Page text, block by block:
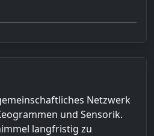
Netzwerk
und Sensorik.
langfristig zu